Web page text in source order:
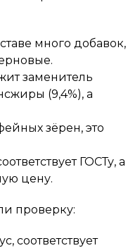
много добавок,
заменитель
(9,4%), а
зёрен, это
ГОСТу, а
цену.
проверку:
соответствует